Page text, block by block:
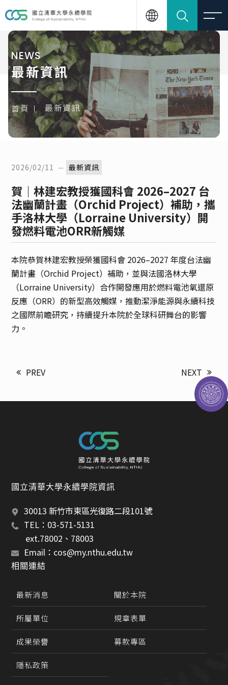
NEWS
最新資訊
首頁 最新資訊
2026/02/11 最新資訊
賀｜林建宏教授獲國科會 2026–2027 台
法幽蘭計畫（Orchid Project）補助，攜
手洛林大學（Lorraine University）開
發燃料電池ORR新觸媒
本院恭賀林建宏教授榮獲國科會 2026–2027 年度台法幽
蘭計畫（Orchid Project）補助，並與法國洛林大學
（Lorraine University）合作開發應用於燃料電池氧還原
反應（ORR）的新型高效觸媒，推動潔淨能源與永續科技
之國際前瞻研究，持續提升本院於全球科研舞台的影響
力。
PREV NEXT
國立清華大學永續學院資訊
30013 新竹市東區光復路二段101號
TEL：03-571-5131
ext.78002、78003
Email：cos@my.nthu.edu.tw
相關連結
最新消息 關於本院
所屬單位 規章表單
成果榮譽 募款專區
隱私政策